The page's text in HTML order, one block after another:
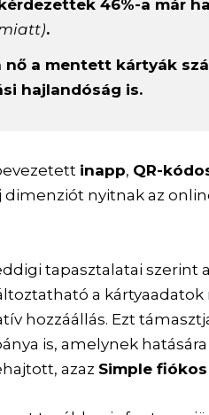
46%-a már
.
nő a mentett kártyák
hajlandóság is.
inapp, QR-
dimenziót nyitnak az
tapasztalatai szerint
a
hozzáállás. Ezt
is, amelynek
azaz Simple